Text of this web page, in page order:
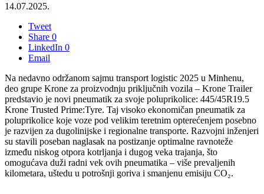
14.07.2025.
Tweet
Share 0
LinkedIn 0
Email
Na nedavno održanom sajmu transport logistic 2025 u Minhenu,
deo grupe Krone za proizvodnju priključnih vozila – Krone Trailer
predstavio je novi pneumatik za svoje poluprikolice: 445/45R19.5
Krone Trusted Prime:Tyre. Taj visoko ekonomičan pneumatik za
poluprikolice koje voze pod velikim teretnim opterećenjem posebno
je razvijen za dugolinijske i regionalne transporte. Razvojni inženjeri
su stavili poseban naglasak na postizanje optimalne ravnoteže
između niskog otpora kotrljanja i dugog veka trajanja, što
omogućava duži radni vek ovih pneumatika – više prevaljenih
kilometara, uštedu u potrošnji goriva i smanjenu emisiju CO₂.